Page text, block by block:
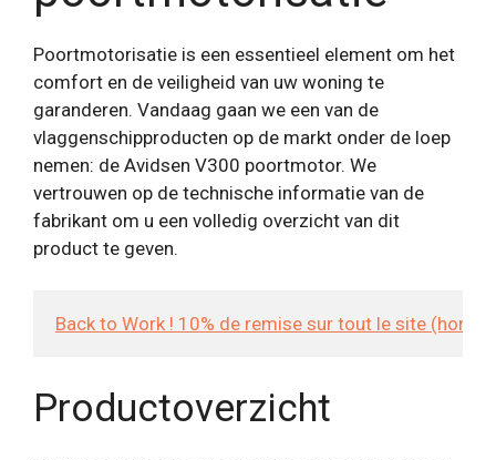
Poortmotorisatie is een essentieel element om het
comfort en de veiligheid van uw woning te
garanderen. Vandaag gaan we een van de
vlaggenschipproducten op de markt onder de loep
nemen: de Avidsen V300 poortmotor. We
vertrouwen op de technische informatie van de
fabrikant om u een volledig overzicht van dit
product te geven.
Back to Work ! 10% de remise sur tout le site (hors
Productoverzicht